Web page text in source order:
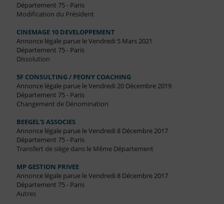
Département 75 - Paris
Modification du Président
CINEMAGE 10 DEVELOPPEMENT
Annonce légale parue le Vendredi 5 Mars 2021
Département 75 - Paris
Dissolution
5F CONSULTING / PEONY COACHING
Annonce légale parue le Vendredi 20 Décembre 2019
Département 75 - Paris
Changement de Dénomination
BEEGEL'S ASSOCIES
Annonce légale parue le Vendredi 8 Décembre 2017
Département 75 - Paris
Transfert de siège dans le Même Département
MP GESTION PRIVEE
Annonce légale parue le Vendredi 8 Décembre 2017
Département 75 - Paris
Autres